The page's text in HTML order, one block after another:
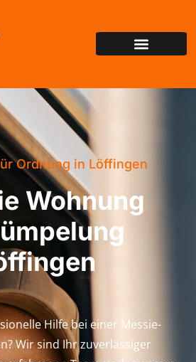
Ordnung in Löffingen
Wohnung
Hilfe bei einer Messie-
Wir sind Ihr zuverlässiger